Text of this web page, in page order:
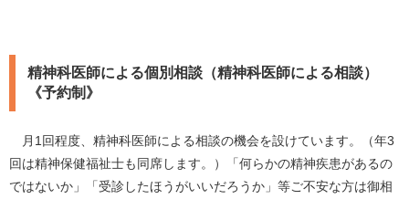
精神科医師による個別相談（精神科医師による相談）
《予約制》
月1回程度、精神科医師による相談の機会を設けています。（年3
回は精神保健福祉士も同席します。）「何らかの精神疾患があるの
ではないか」「受診したほうがいいだろうか」等ご不安な方は御相